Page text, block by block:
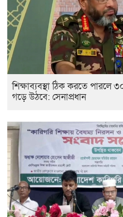
শিক্ষাব্যবস্থা ঠিক করতে
গড়ে উঠবে: সেনাপ্রধান